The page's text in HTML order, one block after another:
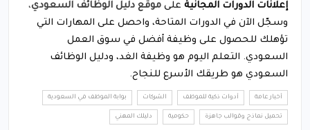
إعلانات الدورات المجانية على موقع دليل الوظائف السعودي،
وسجّل الآن في الدورات المتاحة، واحصل على المهارات التي
تؤهلك للحصول على وظيفة أفضل في سوق العمل
السعودي. التعلم اليوم هو وظيفة الغد، ودليل الوظائف
السعودي هو طريقك الأسرع للنجاح.
أخبار عامة أدوات ذكية للموظف الشركات بوابة الموظف في السعودية
تحميل نماذج وقوالب جاهزة حكومية دليلك المهني